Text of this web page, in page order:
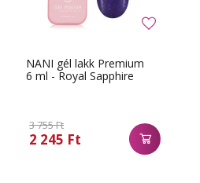
NANI gél lakk Premium
6 ml - Royal Sapphire
3 755 Ft
2 245 Ft